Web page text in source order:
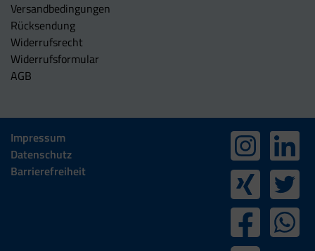
Versandbedingungen
Rücksendung
Widerrufsrecht
Widerrufsformular
AGB
Impressum
Datenschutz
Barrierefreiheit